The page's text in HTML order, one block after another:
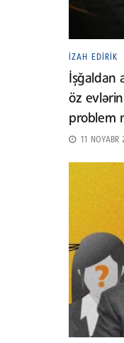
İZAH EDIRIK
İşğaldan
öz
problem
11 NOYABR